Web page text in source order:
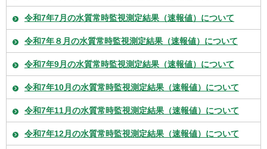
令和7年7月の水質常時監視測定結果（速報値）について
令和7年８月の水質常時監視測定結果（速報値）について
令和7年9月の水質常時監視測定結果（速報値）について
令和7年10月の水質常時監視測定結果（速報値）について
令和7年11月の水質常時監視測定結果（速報値）について
令和7年12月の水質常時監視測定結果（速報値）について